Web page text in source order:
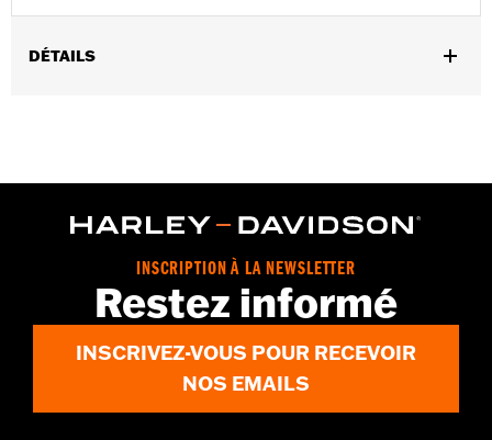
DÉTAILS
Origine:Importé
INSCRIPTION À LA NEWSLETTER
Restez informé
INSCRIVEZ-VOUS POUR RECEVOIR
NOS EMAILS